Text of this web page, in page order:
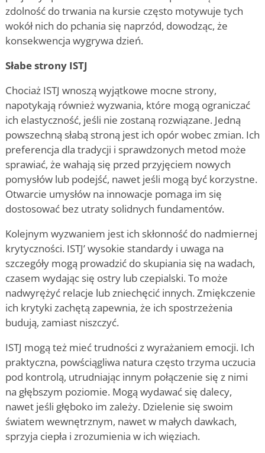
zdolność do trwania na kursie często motywuje tych
wokół nich do pchania się naprzód, dowodząc, że
konsekwencja wygrywa dzień.
Słabe strony ISTJ
Chociaż ISTJ wnoszą wyjątkowe mocne strony,
napotykają również wyzwania, które mogą ograniczać
ich elastyczność, jeśli nie zostaną rozwiązane. Jedną
powszechną słabą stroną jest ich opór wobec zmian. Ich
preferencja dla tradycji i sprawdzonych metod może
sprawiać, że wahają się przed przyjęciem nowych
pomysłów lub podejść, nawet jeśli mogą być korzystne.
Otwarcie umysłów na innowacje pomaga im się
dostosować bez utraty solidnych fundamentów.
Kolejnym wyzwaniem jest ich skłonność do nadmiernej
krytyczności. ISTJ’wysokie standardy i uwaga na
szczegóły mogą prowadzić do skupiania się na wadach,
czasem wydając się ostry lub czepialski. To może
nadwyrężyć relacje lub zniechęcić innych. Zmiękczenie
ich krytyki zachętą zapewnia, że ich spostrzeżenia
budują, zamiast niszczyć.
ISTJ mogą też mieć trudności z wyrażaniem emocji. Ich
praktyczna, powściągliwa natura często trzyma uczucia
pod kontrolą, utrudniając innym połączenie się z nimi
na głębszym poziomie. Mogą wydawać się dalecy,
nawet jeśli głęboko im zależy. Dzielenie się swoim
światem wewnętrznym, nawet w małych dawkach,
sprzyja ciepła i zrozumienia w ich więziach.